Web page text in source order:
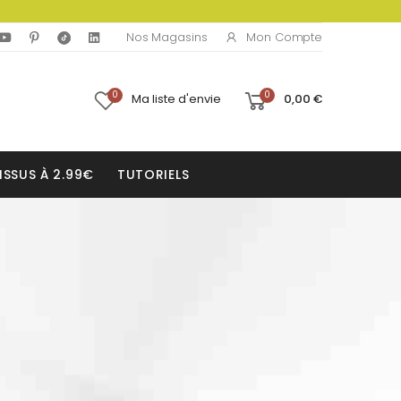
Nos Magasins Mon Compte
0 Ma liste d'envie 0 0,00 €
À 2.99€ TUTORIELS